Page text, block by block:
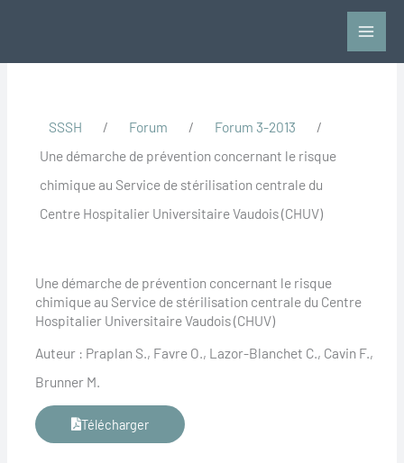
SSSH / Forum / Forum 3-2013
/
Une démarche de prévention concernant le risque
chimique au Service de stérilisation centrale du
Centre Hospitalier Universitaire Vaudois (CHUV)
Une démarche de prévention concernant le risque
chimique au Service de stérilisation centrale du Centre
Hospitalier Universitaire Vaudois (CHUV)
Auteur : Praplan S., Favre O., Lazor-Blanchet C., Cavin F.,
Brunner M.
Télécharger